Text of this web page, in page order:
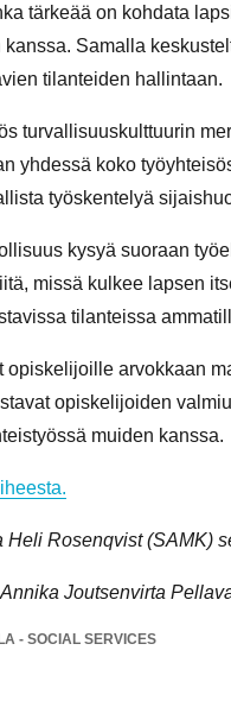
tärkeää on kohdata
Samalla
tilanteiden hallintaan.
turvallisuuskulttuurin
yhdessä koko
työskentelyä
kysyä suoraan
missä kulkee lapsen
tilanteissa
opiskelijoille arvokkaan
opiskelijoiden
muiden kanssa.
Heli Rosenqvist (SAMK)
Joutsenvirta
- SOCIAL SERVICES